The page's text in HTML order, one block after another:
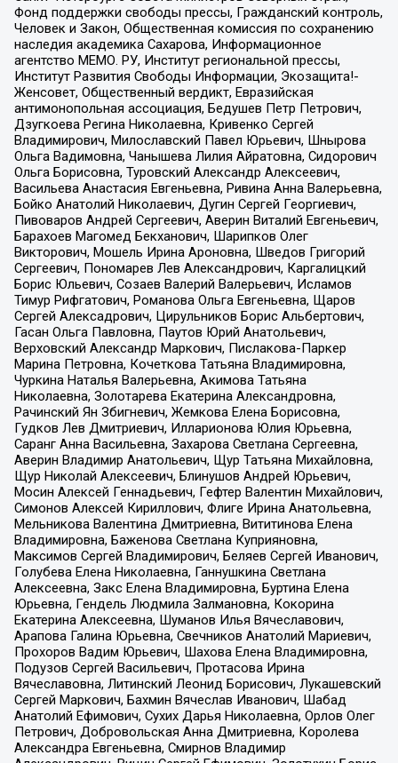
Фонд поддержки свободы прессы, Гражданский контроль,
Человек и Закон, Общественная комиссия по сохранению
наследия академика Сахарова, Информационное
агентство МЕМО. РУ, Институт региональной прессы,
Институт Развития Свободы Информации, Экозащита!-
Женсовет, Общественный вердикт, Евразийская
антимонопольная ассоциация, Бедушев Петр Петрович,
Дзугкоева Регина Николаевна, Кривенко Сергей
Владимирович, Милославский Павел Юрьевич, Шнырова
Ольга Вадимовна, Чанышева Лилия Айратовна, Сидорович
Ольга Борисовна, Туровский Александр Алексеевич,
Васильева Анастасия Евгеньевна, Ривина Анна Валерьевна,
Бойко Анатолий Николаевич, Дугин Сергей Георгиевич,
Пивоваров Андрей Сергеевич, Аверин Виталий Евгеньевич,
Барахоев Магомед Бекханович, Шарипков Олег
Викторович, Мошель Ирина Ароновна, Шведов Григорий
Сергеевич, Пономарев Лев Александрович, Каргалицкий
Борис Юльевич, Созаев Валерий Валерьевич, Исламов
Тимур Рифгатович, Романова Ольга Евгеньевна, Щаров
Сергей Алексадрович, Цирульников Борис Альбертович,
Гасан Ольга Павловна, Паутов Юрий Анатольевич,
Верховский Александр Маркович, Пислакова-Паркер
Марина Петровна, Кочеткова Татьяна Владимировна,
Чуркина Наталья Валерьевна, Акимова Татьяна
Николаевна, Золотарева Екатерина Александровна,
Рачинский Ян Збигневич, Жемкова Елена Борисовна,
Гудков Лев Дмитриевич, Илларионова Юлия Юрьевна,
Саранг Анна Васильевна, Захарова Светлана Сергеевна,
Аверин Владимир Анатольевич, Щур Татьяна Михайловна,
Щур Николай Алексеевич, Блинушов Андрей Юрьевич,
Мосин Алексей Геннадьевич, Гефтер Валентин Михайлович,
Симонов Алексей Кириллович, Флиге Ирина Анатольевна,
Мельникова Валентина Дмитриевна, Вититинова Елена
Владимировна, Баженова Светлана Куприяновна,
Максимов Сергей Владимирович, Беляев Сергей Иванович,
Голубева Елена Николаевна, Ганнушкина Светлана
Алексеевна, Закс Елена Владимировна, Буртина Елена
Юрьевна, Гендель Людмила Залмановна, Кокорина
Екатерина Алексеевна, Шуманов Илья Вячеславович,
Арапова Галина Юрьевна, Свечников Анатолий Мариевич,
Прохоров Вадим Юрьевич, Шахова Елена Владимировна,
Подузов Сергей Васильевич, Протасова Ирина
Вячеславовна, Литинский Леонид Борисович, Лукашевский
Сергей Маркович, Бахмин Вячеслав Иванович, Шабад
Анатолий Ефимович, Сухих Дарья Николаевна, Орлов Олег
Петрович, Добровольская Анна Дмитриевна, Королева
Александра Евгеньевна, Смирнов Владимир